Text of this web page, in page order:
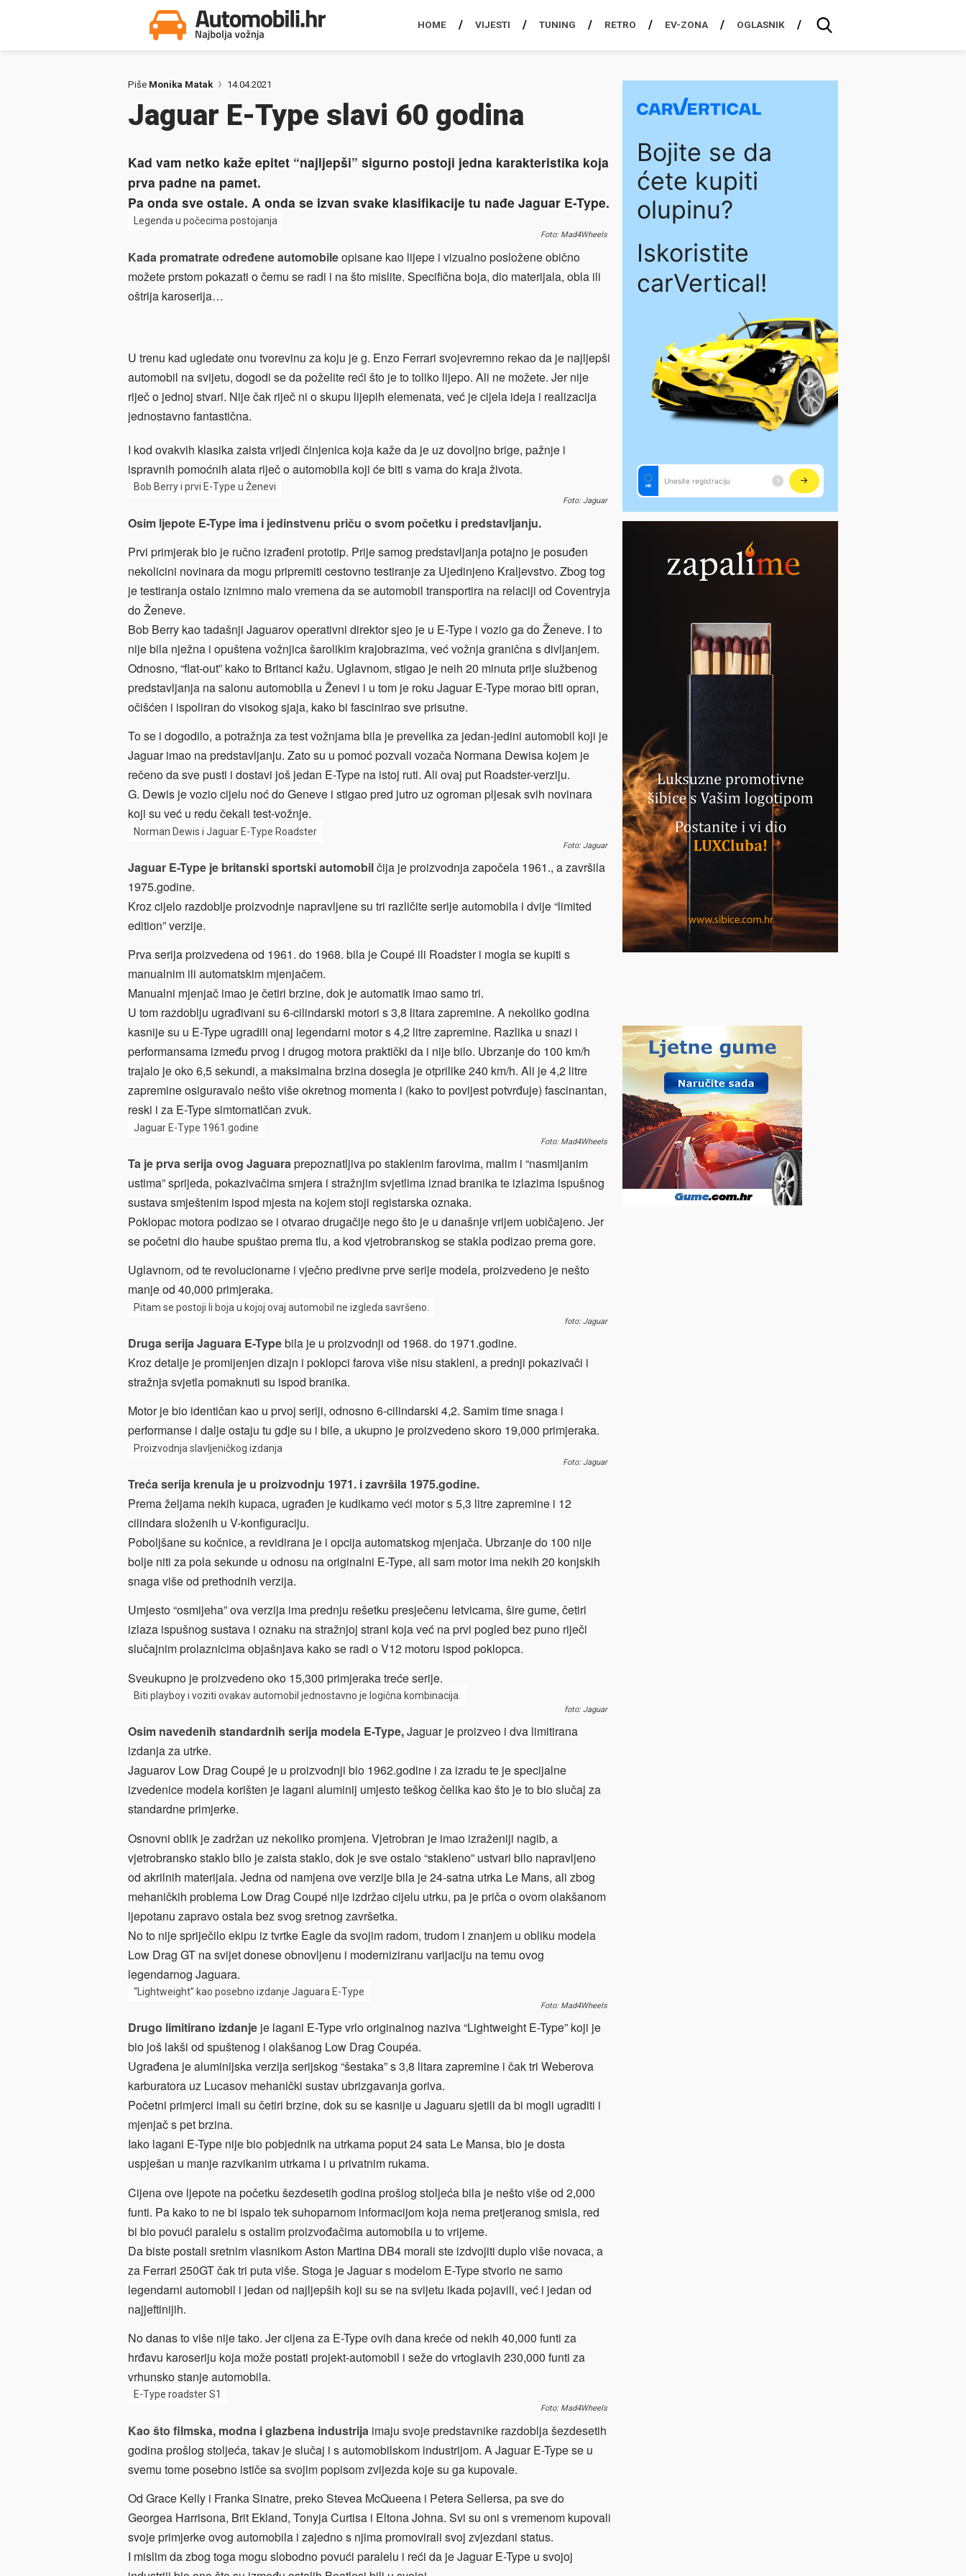
HOME VIJESTI TUNING RETRO EV-ZONA OGLASNIK
Piše Monika Matak 14.04.2021
Jaguar E-Type slavi 60 godina
Kad vam netko kaže epitet “najljepši” sigurno postoji jedna karakteristika koja
prva padne na pamet.
Pa onda sve ostale. A onda se izvan svake klasifikacije tu nađe Jaguar E-Type.
Legenda u počecima postojanja
Foto: Mad4Wheels
Kada promatrate određene automobileopisane kao lijepe i vizualno posložene obično
možete prstom pokazati o čemu se radi i na što mislite. Specifična boja, dio materijala, obla ili
oštrija karoserija…
U trenu kad ugledate onu tvorevinu za koju je g. Enzo Ferrari svojevremno rekao da je najljepši
automobil na svijetu, dogodi se da poželite reći što je to toliko lijepo. Ali ne možete. Jer nije
riječ o jednoj stvari. Nije čak riječ ni o skupu lijepih elemenata, već je cijela ideja i realizacija
jednostavno fantastična.
I kod ovakvih klasika zaista vrijedi činjenica koja kaže da je uz dovoljno brige, pažnje i
ispravnih pomoćnih alata riječ o automobila koji će biti s vama do kraja života.
Bob Berry i prvi E-Type u Ženevi
Foto: Jaguar
Osim ljepote E-Type ima i jedinstvenu priču o svom početku i predstavljanju.
Prvi primjerak bio je ručno izrađeni prototip. Prije samog predstavljanja potajno je posuđen
nekolicini novinara da mogu pripremiti cestovno testiranje za Ujedinjeno Kraljevstvo. Zbog tog
je testiranja ostalo iznimno malo vremena da se automobil transportira na relaciji od Coventryja
do Ženeve.
Bob Berry kao tadašnji Jaguarov operativni direktor sjeo je u E-Type i vozio ga do Ženeve. I to
nije bila nježna i opuštena vožnjica šarolikim krajobrazima, već vožnja granična s divljanjem.
Odnosno, “flat-out” kako to Britanci kažu. Uglavnom, stigao je neih 20 minuta prije službenog
predstavljanja na salonu automobila u Ženevi i u tom je roku Jaguar E-Type morao biti opran,
očišćen i ispoliran do visokog sjaja, kako bi fascinirao sve prisutne.
To se i dogodilo, a potražnja za test vožnjama bila je prevelika za jedan-jedini automobil koji je
Jaguar imao na predstavljanju. Zato su u pomoć pozvali vozača Normana Dewisa kojem je
rečeno da sve pusti i dostavi još jedan E-Type na istoj ruti. Ali ovaj put Roadster-verziju.
G. Dewis je vozio cijelu noć do Geneve i stigao pred jutro uz ogroman pljesak svih novinara
koji su već u redu čekali test-vožnje.
Norman Dewis i Jaguar E-Type Roadster
Foto: Jaguar
Jaguar E-Type je britanski sportski automobilčija je proizvodnja započela 1961., a završila
1975.godine.
Kroz cijelo razdoblje proizvodnje napravljene su tri različite serije automobila i dvije “limited
edition” verzije.
Prva serija proizvedena od 1961. do 1968. bila je Coupé ili Roadster i mogla se kupiti s
manualnim ili automatskim mjenjačem.
Manualni mjenjač imao je četiri brzine, dok je automatik imao samo tri.
U tom razdoblju ugrađivani su 6-cilindarski motori s 3,8 litara zapremine. A nekoliko godina
kasnije su u E-Type ugradili onaj legendarni motor s 4,2 litre zapremine. Razlika u snazi i
performansama između prvog i drugog motora praktički da i nije bilo. Ubrzanje do 100 km/h
trajalo je oko 6,5 sekundi, a maksimalna brzina dosegla je otprilike 240 km/h. Ali je 4,2 litre
zapremine osiguravalo nešto više okretnog momenta i (kako to povijest potvrđuje) fascinantan,
reski i za E-Type simtomatičan zvuk.
Jaguar E-Type 1961.godine
Foto: Mad4Wheels
Ta je prva serija ovog Jaguaraprepoznatljiva po staklenim farovima, malim i “nasmijanim
ustima” sprijeda, pokazivačima smjera i stražnjim svjetlima iznad branika te izlazima ispušnog
sustava smještenim ispod mjesta na kojem stoji registarska oznaka.
Poklopac motora podizao se i otvarao drugačije nego što je u današnje vrijem uobičajeno. Jer
se početni dio haube spuštao prema tlu, a kod vjetrobranskog se stakla podizao prema gore.
Uglavnom, od te revolucionarne i vječno predivne prve serije modela, proizvedeno je nešto
manje od 40,000 primjeraka.
Pitam se postoji li boja u kojoj ovaj automobil ne izgleda savršeno.
foto: Jaguar
Druga serija Jaguara E-Typebila je u proizvodnji od 1968. do 1971.godine.
Kroz detalje je promijenjen dizajn i poklopci farova više nisu stakleni, a prednji pokazivači i
stražnja svjetla pomaknuti su ispod branika.
Motor je bio identičan kao u prvoj seriji, odnosno 6-cilindarski 4,2. Samim time snaga i
performanse i dalje ostaju tu gdje su i bile, a ukupno je proizvedeno skoro 19,000 primjeraka.
Proizvodnja slavljeničkog izdanja
Foto: Jaguar
Treća serija krenula je u proizvodnju 1971. i završila 1975.godine.
Prema željama nekih kupaca, ugrađen je kudikamo veći motor s 5,3 litre zapremine i 12
cilindara složenih u V-konfiguraciju.
Poboljšane su kočnice, a revidirana je i opcija automatskog mjenjača. Ubrzanje do 100 nije
bolje niti za pola sekunde u odnosu na originalni E-Type, ali sam motor ima nekih 20 konjskih
snaga više od prethodnih verzija.
Umjesto “osmijeha” ova verzija ima prednju rešetku presječenu letvicama, šire gume, četiri
izlaza ispušnog sustava i oznaku na stražnjoj strani koja već na prvi pogled bez puno riječi
slučajnim prolaznicima objašnjava kako se radi o V12 motoru ispod poklopca.
Sveukupno je proizvedeno oko 15,300 primjeraka treće serije.
Biti playboy i voziti ovakav automobil jednostavno je logična kombinacija.
foto: Jaguar
Osim navedenih standardnih serija modela E-Type,Jaguar je proizveo i dva limitirana
izdanja za utrke.
Jaguarov Low Drag Coupé je u proizvodnji bio 1962.godine i za izradu te je specijalne
izvedenice modela korišten je lagani aluminij umjesto teškog čelika kao što je to bio slučaj za
standardne primjerke.
Osnovni oblik je zadržan uz nekoliko promjena. Vjetrobran je imao izraženiji nagib, a
vjetrobransko staklo bilo je zaista staklo, dok je sve ostalo “stakleno” ustvari bilo napravljeno
od akrilnih materijala. Jedna od namjena ove verzije bila je 24-satna utrka Le Mans, ali zbog
mehaničkih problema Low Drag Coupé nije izdržao cijelu utrku, pa je priča o ovom olakšanom
ljepotanu zapravo ostala bez svog sretnog završetka.
No to nije spriječilo ekipu iz tvrtke Eagle da svojim radom, trudom i znanjem u obliku modela
Low Drag GT na svijet donese obnovljenu i moderniziranu varijaciju na temu ovog
legendarnog Jaguara.
“Lightweight” kao posebno izdanje Jaguara E-Type
Foto: Mad4Wheels
Drugo limitirano izdanje je lagani E-Type vrlo originalnog naziva “Lightweight E-Type” koji je
bio još lakši od spuštenog i olakšanog Low Drag Coupéa.
Ugrađena je aluminijska verzija serijskog “šestaka” s 3,8 litara zapremine i čak tri Weberova
karburatora uz Lucasov mehanički sustav ubrizgavanja goriva.
Početni primjerci imali su četiri brzine, dok su se kasnije u Jaguaru sjetili da bi mogli ugraditi i
mjenjač s pet brzina.
Iako lagani E-Type nije bio pobjednik na utrkama poput 24 sata Le Mansa, bio je dosta
uspješan u manje razvikanim utrkama i u privatnim rukama.
Cijena ove ljepote na početku šezdesetih godina prošlog stoljeća bila je nešto više od 2,000
funti. Pa kako to ne bi ispalo tek suhoparnom informacijom koja nema pretjeranog smisla, red
bi bio povući paralelu s ostalim proizvođačima automobila u to vrijeme.
Da biste postali sretnim vlasnikom Aston Martina DB4 morali ste izdvojiti duplo više novaca, a
za Ferrari 250GT čak tri puta više. Stoga je Jaguar s modelom E-Type stvorio ne samo
legendarni automobil i jedan od najljepših koji su se na svijetu ikada pojavili, već i jedan od
najjeftinijih.
No danas to više nije tako. Jer cijena za E-Type ovih dana kreće od nekih 40,000 funti za
hrđavu karoseriju koja može postati projekt-automobil i seže do vrtoglavih 230,000 funti za
vrhunsko stanje automobila.
E-Type roadster S1
Foto: Mad4Wheels
Kao što filmska, modna i glazbena industrija imaju svoje predstavnike razdoblja šezdesetih
godina prošlog stoljeća, takav je slučaj i s automobilskom industrijom. A Jaguar E-Type se u
svemu tome posebno ističe sa svojim popisom zvijezda koje su ga kupovale.
Od Grace Kelly i Franka Sinatre, preko Stevea McQueena i Petera Sellersa, pa sve do
Georgea Harrisona, Brit Ekland, Tonyja Curtisa i Eltona Johna. Svi su oni s vremenom kupovali
svoje primjerke ovog automobila i zajedno s njima promovirali svoj zvjezdani status.
I mislim da zbog toga mogu slobodno povući paralelu i reći da je Jaguar E-Type u svojoj